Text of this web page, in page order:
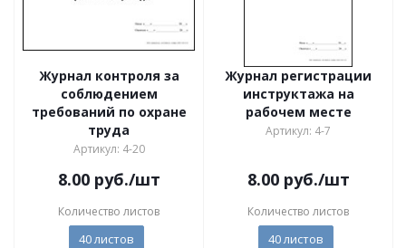
Журнал контроля за
соблюдением
требований по охране
труда
Артикул: 4-20
8.00руб./шт
Количество листов
40 листов
Журнал регистрации
инструктажа на
рабочем месте
Артикул: 4-7
8.00руб./шт
Количество листов
40 листов